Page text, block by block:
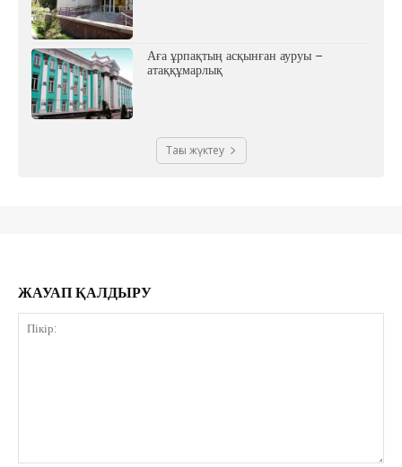
Аға ұрпақтың асқынған ауруы –
атаққұмарлық
Тағы жүктеу
ЖАУАП ҚАЛДЫРУ